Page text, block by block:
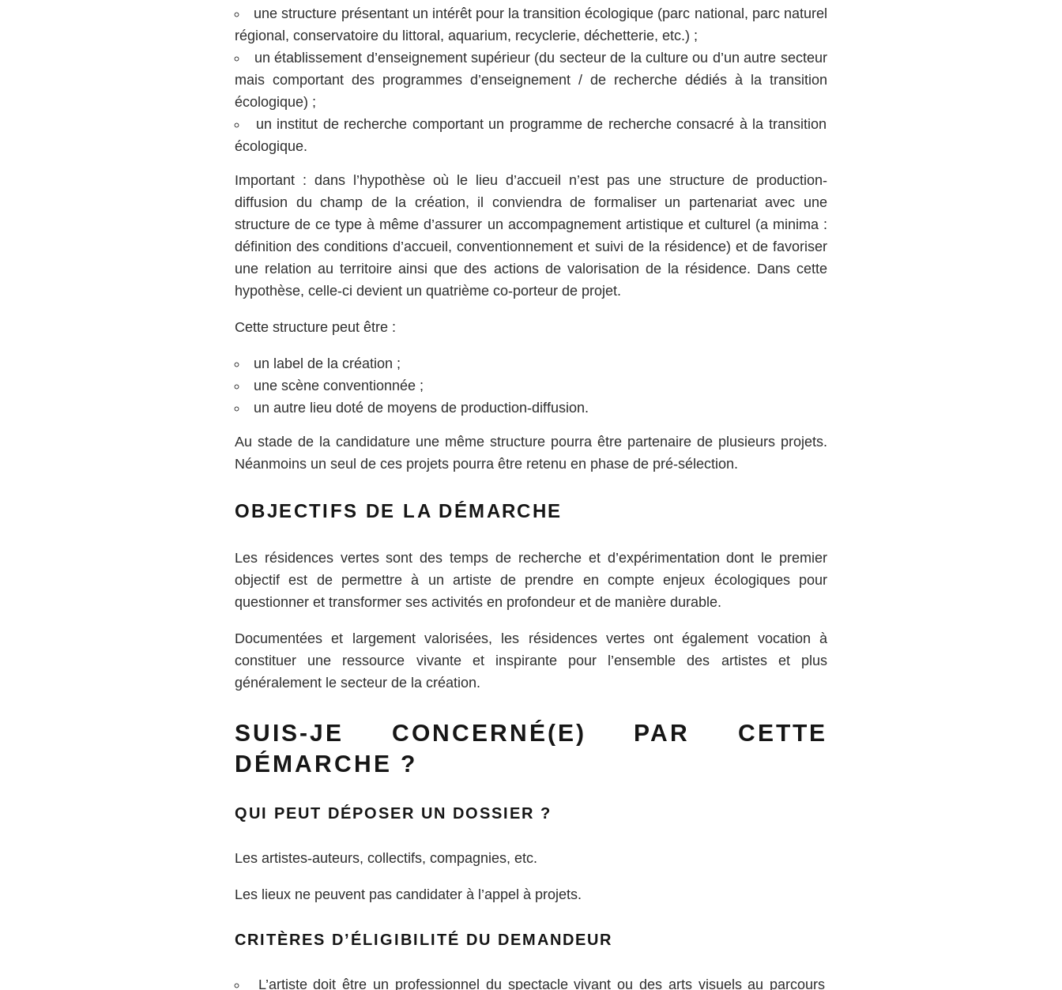
une structure présentant un intérêt pour la transition écologique (parc national, parc naturel
régional, conservatoire du littoral, aquarium, recyclerie, déchetterie, etc.) ;
un établissement d’enseignement supérieur (du secteur de la culture ou d’un autre secteur
mais comportant des programmes d’enseignement / de recherche dédiés à la transition
écologique) ;
un institut de recherche comportant un programme de recherche consacré à la transition
écologique.
Important : dans l’hypothèse où le lieu d’accueil n’est pas une structure de production-
diffusion du champ de la création, il conviendra de formaliser un partenariat avec une
structure de ce type à même d’assurer un accompagnement artistique et culturel (a minima :
définition des conditions d’accueil, conventionnement et suivi de la résidence) et de favoriser
une relation au territoire ainsi que des actions de valorisation de la résidence. Dans cette
hypothèse, celle-ci devient un quatrième co-porteur de projet.
Cette structure peut être :
un label de la création ;
une scène conventionnée ;
un autre lieu doté de moyens de production-diffusion.
Au stade de la candidature une même structure pourra être partenaire de plusieurs projets.
Néanmoins un seul de ces projets pourra être retenu en phase de pré-sélection.
OBJECTIFS DE LA DÉMARCHE
Les résidences vertes sont des temps de recherche et d’expérimentation dont le premier
objectif est de permettre à un artiste de prendre en compte enjeux écologiques pour
questionner et transformer ses activités en profondeur et de manière durable.
Documentées et largement valorisées, les résidences vertes ont également vocation à
constituer une ressource vivante et inspirante pour l’ensemble des artistes et plus
généralement le secteur de la création.
SUIS-JE CONCERNÉ(E) PAR CETTE
DÉMARCHE ?
QUI PEUT DÉPOSER UN DOSSIER ?
Les artistes-auteurs, collectifs, compagnies, etc.
Les lieux ne peuvent pas candidater à l’appel à projets.
CRITÈRES D’ÉLIGIBILITÉ DU DEMANDEUR
L’artiste doit être un professionnel du spectacle vivant ou des arts visuels au parcours